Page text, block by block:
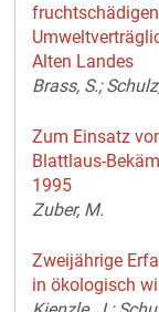
Alten Landes
Brass, S.;
Zum Einsatz
Blattlaus-
1995
Zuber, M.
Zweijährige
in ökologisch